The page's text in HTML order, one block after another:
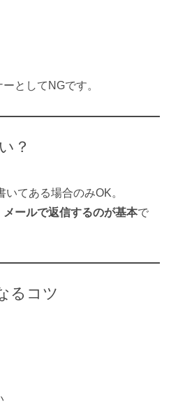
としてNGです。
？
てある場合のみOK。
メールで返信するのが基本で
るコツ